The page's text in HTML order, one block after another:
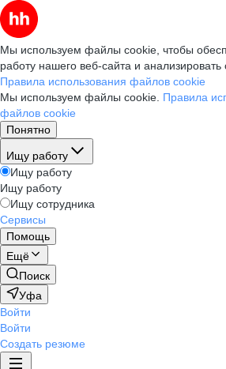
Мы используем файлы cookie, чтобы
работу нашего веб-сайта и анализировать
Правила использования файлов cookie
Мы используем файлы cookie. Правила
файлов cookie
Понятно
Ищу работу
Ищу работу
Ищу работу
Ищу сотрудника
Сервисы
Помощь
Ещё
Поиск
Уфа
Войти
Войти
Создать резюме